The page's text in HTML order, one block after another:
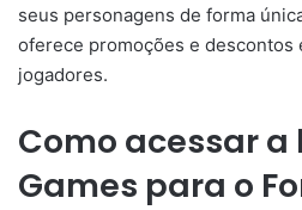
seus personagens de forma
oferece promoções e descontos
jogadores.
Como acessar a
Games para o